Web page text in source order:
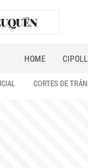
HOME
CORTES DE